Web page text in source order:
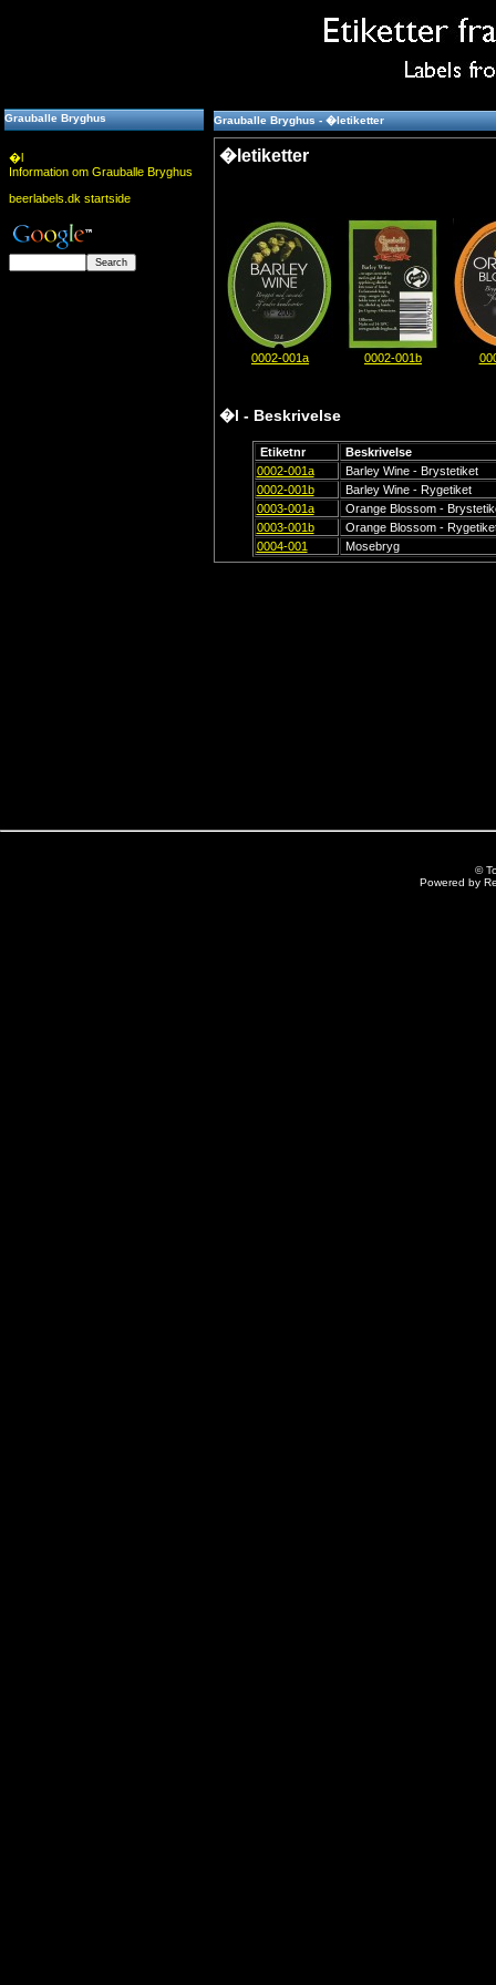
Grauballe Bryghus
�l
Information om Grauballe Bryghus
beerlabels.dk startside
Grauballe Bryghus - �letiketter
�letiketter
0002-001a 0002-001b
�l - Beskrivelse
Etiketnr
Beskrivelse
0002-001a
Barley Wine - Brystetiket
0002-001b
Barley Wine - Rygetiket
0003-001a
Orange Blossom -
0003-001b
Orange Blossom -
0004-001
Mosebryg
©
Powered by